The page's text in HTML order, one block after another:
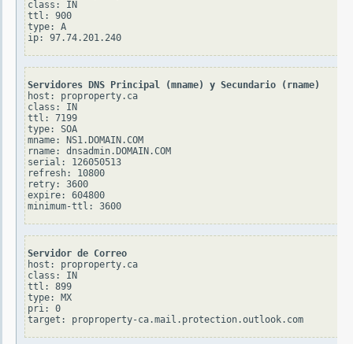
class: IN
ttl: 900
type: A
Servidores DNS Principal (mname) y Secundario (rname)
host: proproperty.ca
class: IN
ttl: 7199
type: SOA
mname: NS1.DOMAIN.COM
rname: dnsadmin.DOMAIN.COM
serial: 126050513
refresh: 10800
retry: 3600
expire: 604800
Servidor de Correo
host: proproperty.ca
class: IN
ttl: 899
type: MX
pri: 0